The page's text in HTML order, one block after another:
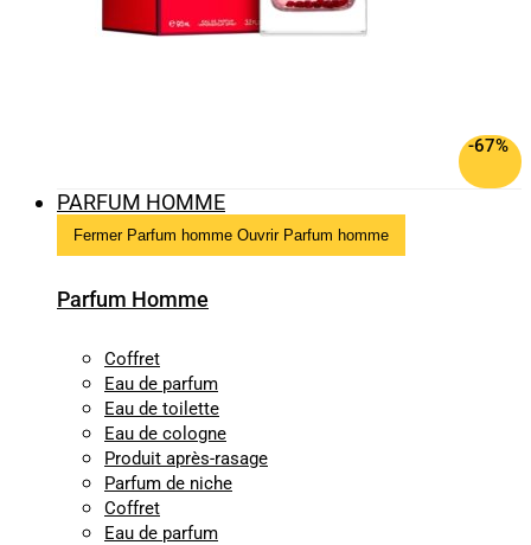
-67%
PARFUM HOMME
Fermer Parfum homme Ouvrir Parfum homme
Parfum Homme
Coffret
Eau de parfum
Eau de toilette
Eau de cologne
Produit après-rasage
Parfum de niche
Coffret
Eau de parfum